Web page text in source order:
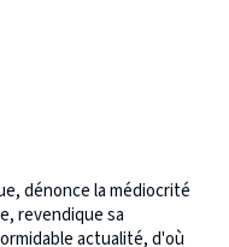
dénonce la médiocrité
revendique sa
actualité, d'où